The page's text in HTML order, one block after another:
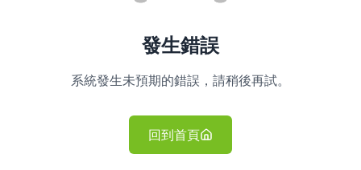
發生錯誤
系統發生未預期的錯誤，請稍後再試。
回到首頁